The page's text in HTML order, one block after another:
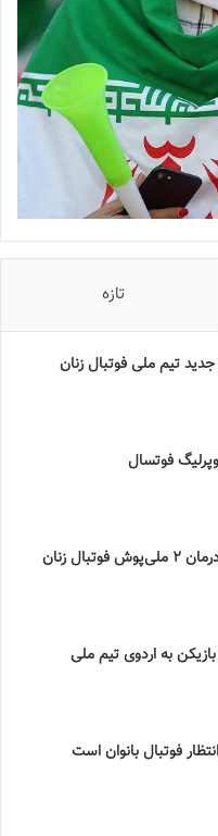
تازه
تيم ملى فوتبال زنان
فوتسال
زنان
فوتبال بانوان است